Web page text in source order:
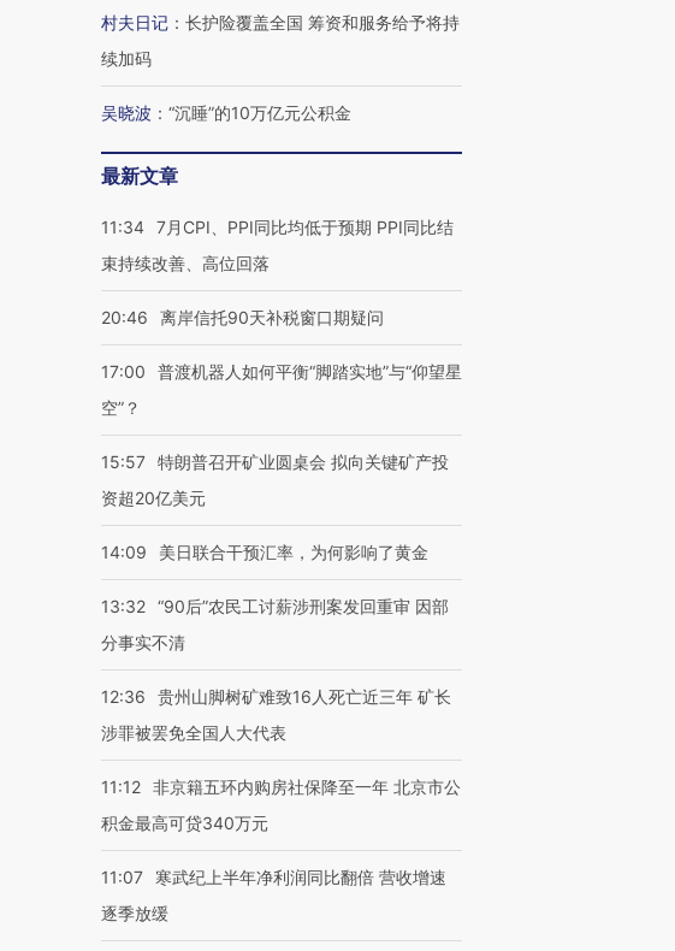
村夫日记 ： 长护险覆盖全国 筹资和服务给予将持
续加码
吴晓波 ： “沉睡”的10万亿元公积金
最新文章
11:34 7月CPI、PPI同比均低于预期 PPI同比结
束持续改善、高位回落
20:46 离岸信托90天补税窗口期疑问
17:00
普渡机器人如何平衡“脚踏实地”与“仰望星
空”？
15:57 特朗普召开矿业圆桌会 拟向关键矿产投
资超20亿美元
14:09 美日联合干预汇率，为何影响了黄金
13:32 “90后”农民工讨薪涉刑案发回重审 因部
分事实不清
12:36
贵州山脚树矿难致16人死亡近三年 矿长
涉罪被罢免全国人大代表
11:12 非京籍五环内购房社保降至一年 北京市公
积金最高可贷340万元
11:07
寒武纪上半年净利润同比翻倍 营收增速
逐季放缓